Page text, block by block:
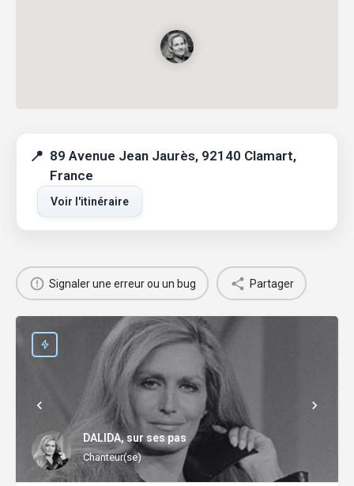
89 Avenue Jean Jaurès, 92140 Clamart,
France
Voir l'itinéraire
Signaler une erreur ou un bug Partager
DALIDA, sur ses pas
Chanteur(se)